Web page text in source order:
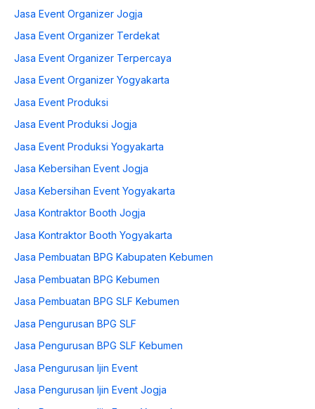
Jasa Event Organizer Jogja
Jasa Event Organizer Terdekat
Jasa Event Organizer Terpercaya
Jasa Event Organizer Yogyakarta
Jasa Event Produksi
Jasa Event Produksi Jogja
Jasa Event Produksi Yogyakarta
Jasa Kebersihan Event Jogja
Jasa Kebersihan Event Yogyakarta
Jasa Kontraktor Booth Jogja
Jasa Kontraktor Booth Yogyakarta
Jasa Pembuatan BPG Kabupaten Kebumen
Jasa Pembuatan BPG Kebumen
Jasa Pembuatan BPG SLF Kebumen
Jasa Pengurusan BPG SLF
Jasa Pengurusan BPG SLF Kebumen
Jasa Pengurusan Ijin Event
Jasa Pengurusan Ijin Event Jogja